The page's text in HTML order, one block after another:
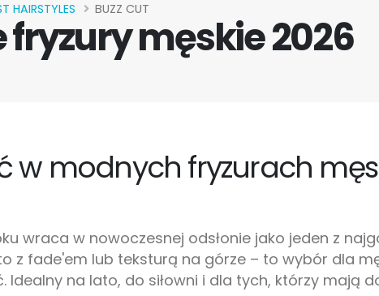
fryzury męskie 2026
HAIRSTYLES BUZZ CUT
w modnych fryzurach
wraca w nowoczesnej odsłonie jako jeden z
z fade'em lub teksturą na górze – to wybór dla
na lato, do siłowni i dla tych, którzy mają